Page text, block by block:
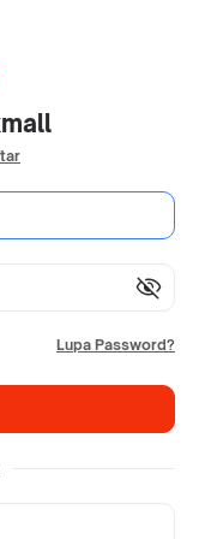
visibility_off
Lupa Password?